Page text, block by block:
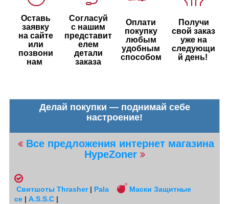
Оставь
заявку
на сайте
или
позвони
нам
Согласуй
с нашим
представит
елем
детали
заказа
Оплати
покупку
любым
удобным
способом
Получи
свой заказ
уже на
следующи
й день!
Делай покупки — поднимай себе
настроение!
Все предложения интернет магазина
HypeZoner
Свитшоты Thrasher| Pala
ce | A.S.S.C |
Маски Защитные